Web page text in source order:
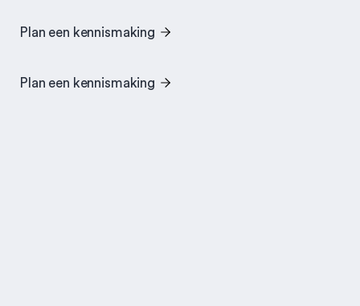
Plan een kennismaking
Plan een kennismaking